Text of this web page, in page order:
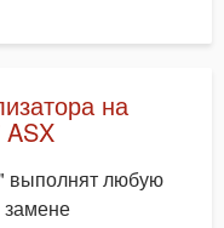
на
ASX
выполнят любую
замене